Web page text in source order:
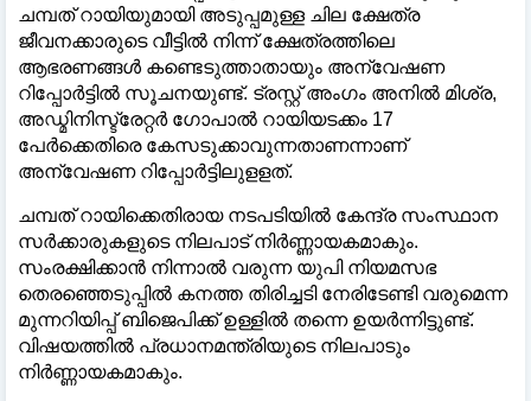
ചമ്പത് റായിയുമായി അടുപ്പമുള്ള ചില ക്ഷേത്ര
ജീവനക്കാരുടെ വീട്ടില്‍ നിന്ന് ക്ഷേത്രത്തിലെ
ആഭരണങ്ങള്‍ കണ്ടെടുത്താതായും അന്വേഷണ
റിപ്പോര്‍ട്ടില്‍ സൂചനയുണ്ട്. ട്രസ്റ്റ് അംഗം അനില്‍ മിശ്ര,
അഡ്മിനിസ്ട്രേറ്റര്‍ ഗോപാല്‍ റായിയടക്കം 17
പേര്‍ക്കെതിരെ കേസടുക്കാവുന്നതാണന്നാണ്
അന്വേഷണ റിപ്പോര്‍ട്ടിലുളളത്.
ചമ്പത് റായിക്കെതിരായ നടപടിയില്‍ കേന്ദ്ര സംസ്ഥാന
സര്‍ക്കാരുകളുടെ നിലപാട് നിര്‍ണ്ണായകമാകും.
സംരക്ഷിക്കാന്‍ നിന്നാല്‍ വരുന്ന യുപി നിയമസഭ
തെരഞ്ഞെടുപ്പില്‍ കനത്ത തിരിച്ചടി നേരിടേണ്ടി വരുമെന്ന
മുന്നറിയിപ്പ് ബിജെപിക്ക് ഉള്ളില്‍ തന്നെ ഉയര്‍ന്നിട്ടുണ്ട്.
വിഷയത്തില്‍ പ്രധാനമന്ത്രിയുടെ നിലപാടും
നിർണ്ണായകമാകും.